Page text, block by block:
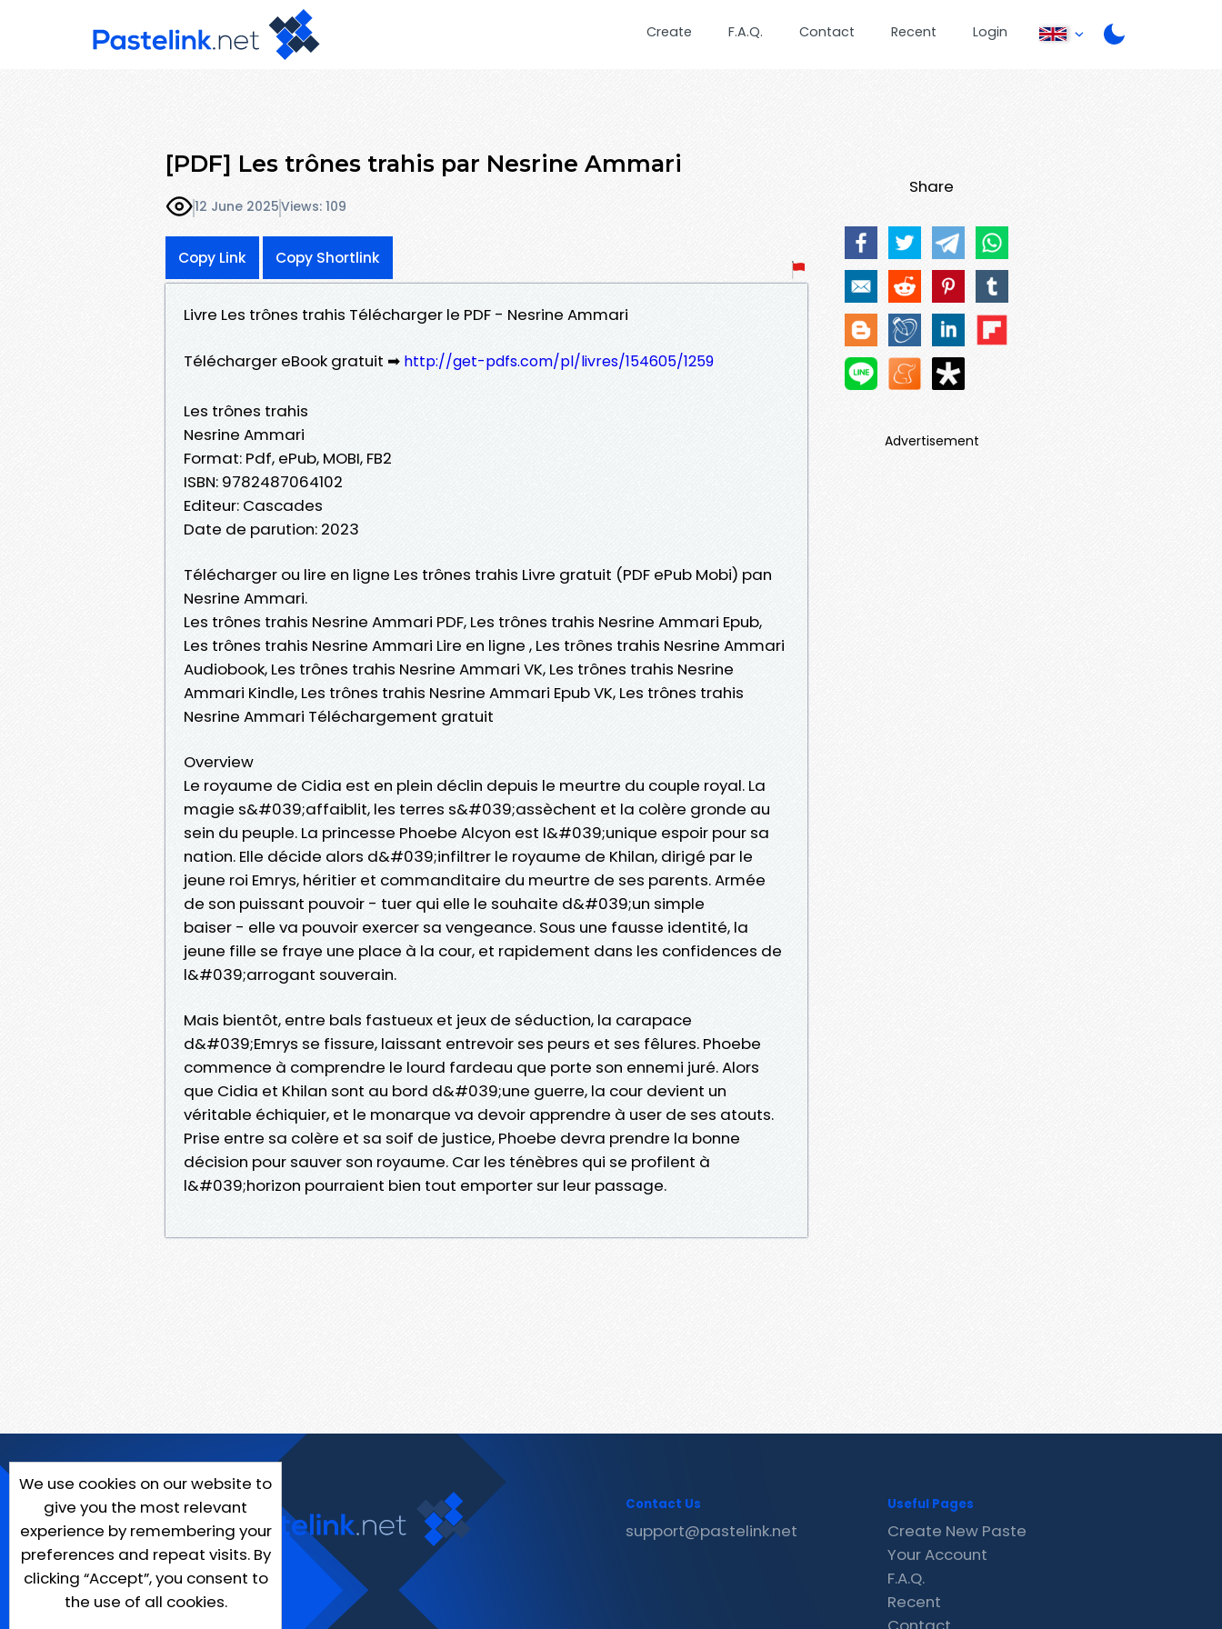
Create F.A.Q. Contact Recent Login
[PDF] Les trônes trahis par Nesrine Ammari
12 June 2025Views: 109
Copy Link Copy Shortlink
Livre Les trônes trahis Télécharger le PDF - Nesrine Ammari
Télécharger eBook gratuit ➡ http://get-pdfs.com/pl/livres/154605/1259
Les trônes trahis
Nesrine Ammari
Format: Pdf, ePub, MOBI, FB2
ISBN: 9782487064102
Editeur: Cascades
Date de parution: 2023
Télécharger ou lire en ligne Les trônes trahis Livre gratuit (PDF ePub Mobi) pan
Nesrine Ammari.
Les trônes trahis Nesrine Ammari PDF, Les trônes trahis Nesrine Ammari Epub,
Les trônes trahis Nesrine Ammari Lire en ligne , Les trônes trahis Nesrine Ammari
Audiobook, Les trônes trahis Nesrine Ammari VK, Les trônes trahis Nesrine
Ammari Kindle, Les trônes trahis Nesrine Ammari Epub VK, Les trônes trahis
Nesrine Ammari Téléchargement gratuit
Overview
Le royaume de Cidia est en plein déclin depuis le meurtre du couple royal. La
magie s&#039;affaiblit, les terres s&#039;assèchent et la colère gronde au
sein du peuple. La princesse Phoebe Alcyon est l&#039;unique espoir pour sa
nation. Elle décide alors d&#039;infiltrer le royaume de Khilan, dirigé par le
jeune roi Emrys, héritier et commanditaire du meurtre de ses parents. Armée
de son puissant pouvoir - tuer qui elle le souhaite d&#039;un simple
baiser - elle va pouvoir exercer sa vengeance. Sous une fausse identité, la
jeune fille se fraye une place à la cour, et rapidement dans les confidences de
l&#039;arrogant souverain.
Mais bientôt, entre bals fastueux et jeux de séduction, la carapace
d&#039;Emrys se fissure, laissant entrevoir ses peurs et ses fêlures. Phoebe
commence à comprendre le lourd fardeau que porte son ennemi juré. Alors
que Cidia et Khilan sont au bord d&#039;une guerre, la cour devient un
véritable échiquier, et le monarque va devoir apprendre à user de ses atouts.
Prise entre sa colère et sa soif de justice, Phoebe devra prendre la bonne
décision pour sauver son royaume. Car les ténèbres qui se profilent à
l&#039;horizon pourraient bien tout emporter sur leur passage.
Share
Advertisement
We use cookies on our website to
give you the most relevant
experience by remembering your
preferences and repeat visits. By
clicking “Accept”, you consent to
the use of all cookies.
Contact Us
support@pastelink.net
Useful Pages
Create New Paste
Your Account
F.A.Q.
Recent